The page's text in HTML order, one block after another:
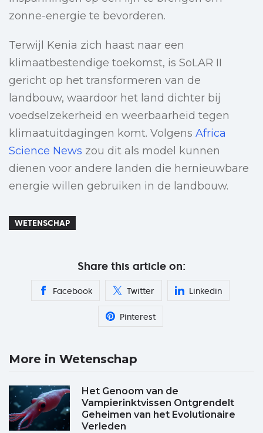
zonne-energie te bevorderen.
Terwijl Kenia zich haast naar een
klimaatbestendige toekomst, is SoLAR II
gericht op het transformeren van de
landbouw, waardoor het land dichter bij
voedselzekerheid en weerbaarheid tegen
klimaatuitdagingen komt. Volgens Africa
Science News zou dit als model kunnen
dienen voor andere landen die hernieuwbare
energie willen gebruiken in de landbouw.
WETENSCHAP
Share this article on:
Facebook Twitter Linkedin
Pinterest
More in Wetenschap
Het Genoom van de
Vampierinktvissen Ontgrendelt
Geheimen van het Evolutionaire
Verleden